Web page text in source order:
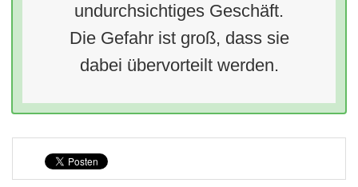
undurchsichtiges Geschäft.
Die Gefahr ist groß, dass sie
dabei übervorteilt werden.